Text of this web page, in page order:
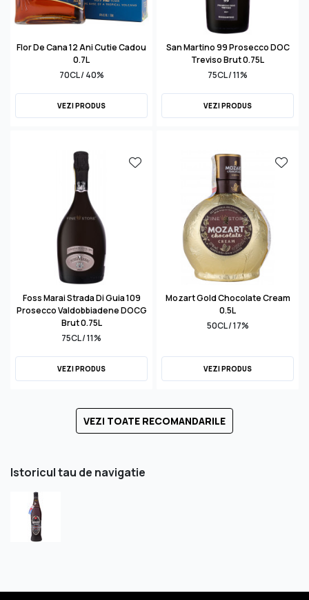
Flor De Cana 12 Ani Cutie Cadou
0.7L
70CL / 40%
VEZI PRODUS
San Martino 99 Prosecco DOC
Treviso Brut 0.75L
75CL / 11%
VEZI PRODUS
Foss Marai Strada Di Guia 109
Prosecco Valdobbiadene DOCG
Brut 0.75L
75CL / 11%
VEZI PRODUS
Mozart Gold Chocolate Cream
0.5L
50CL / 17%
VEZI PRODUS
VEZI TOATE RECOMANDARILE
Istoricul tau de navigatie